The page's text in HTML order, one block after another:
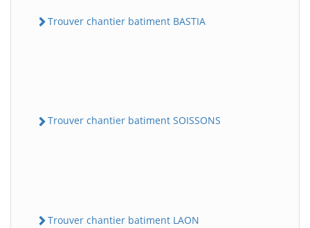
Trouver chantier batiment BASTIA
Trouver chantier batiment SOISSONS
Trouver chantier batiment LAON